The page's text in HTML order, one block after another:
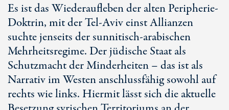
Es ist das Wiederaufleben der alten Peripherie-
Doktrin, mit der Tel-Aviv einst Allianzen
suchte jenseits der sunnitisch-arabischen
Mehrheitsregime. Der jüdische Staat als
Schutzmacht der Minderheiten – das ist als
Narrativ im Westen anschlussfähig sowohl auf
rechts wie links. Hiermit lässt sich die aktuelle